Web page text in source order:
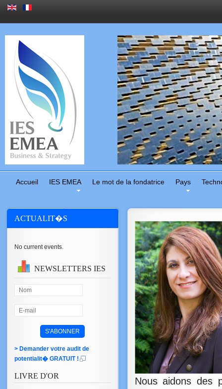
Accueil IES EMEA Le mot de la fondatrice Pays
ACTUALIT�S
No current events.
NEWSLETTERS IES
> Demander votre audit de
potentialit� GRATUIT !
LIVRE D'OR
Nous aidons des